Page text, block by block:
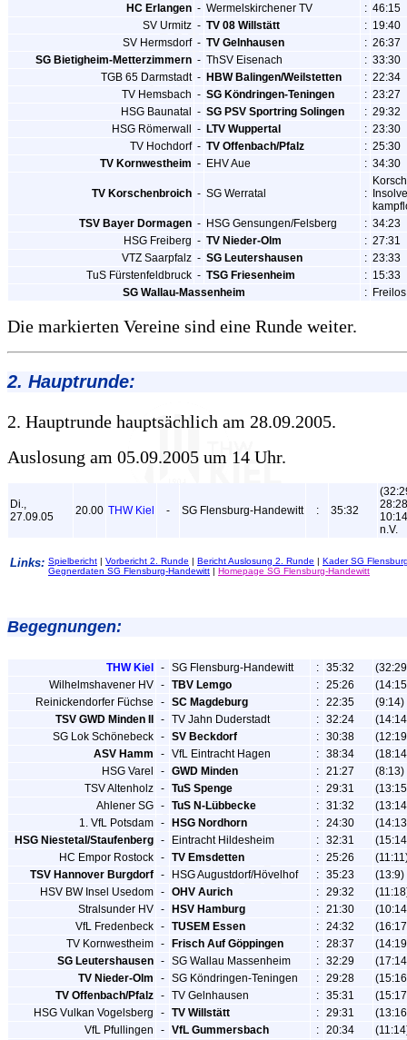
HC Erlangen - Wermelskirchener TV : 46:15
SV Urmitz - TV 08 Willstätt : 19:40
SV Hermsdorf - TV Gelnhausen : 26:37
SG Bietigheim-Metterzimmern - ThSV Eisenach : 33:30
TGB 65 Darmstadt - HBW Balingen/Weilstetten : 22:34
TV Hemsbach - SG Köndringen-Teningen : 23:27
HSG Baunatal - SG PSV Sportring Solingen : 29:32
HSG Römerwall - LTV Wuppertal : 23:30
TV Hochdorf - TV Offenbach/Pfalz : 25:30
TV Kornwestheim - EHV Aue : 34:30
TV Korschenbroich - SG Werratal :
TSV Bayer Dormagen - HSG Gensungen/Felsberg : 34:23
HSG Freiberg - TV Nieder-Olm : 27:31
VTZ Saarpfalz - SG Leutershausen : 23:33
TuS Fürstenfeldbruck - TSG Friesenheim : 15:33
SG Wallau-Massenheim
: Freilos
Die markierten Vereine sind eine Runde weiter.
2. Hauptrunde:
2. Hauptrunde hauptsächlich am 28.09.2005.
Auslosung am 05.09.2005 um 14 Uhr.
Di.,
27.09.05
20.00 THW Kiel - SG Flensburg-Handewitt : 35:32
n.V.
Links: Spielbericht | Vorbericht 2. Runde | Bericht Auslosung 2. Runde | Kader SG
Gegnerdaten SG Flensburg-Handewitt | Homepage SG Flensburg-Handewitt
Begegnungen:
THW Kiel - SG Flensburg-Handewitt : 35:32
Wilhelmshavener HV - TBV Lemgo : 25:26
Reinickendorfer Füchse
- SC Magdeburg : 22:35
(9:14)
TSV GWD Minden II
- TV Jahn Duderstadt : 32:24
SG Lok Schönebeck - SV Beckdorf : 30:38
ASV Hamm
- VfL Eintracht Hagen : 38:34
HSG Varel
- GWD Minden : 21:27
(8:13)
TSV Altenholz - TuS Spenge : 29:31
Ahlener SG - TuS N-Lübbecke : 31:32
1. VfL Potsdam - HSG Nordhorn : 24:30
HSG Niestetal/Staufenberg - Eintracht Hildesheim : 32:31
HC Empor Rostock - TV Emsdetten : 25:26
TSV Hannover Burgdorf - HSG Augustdorf/Hövelhof : 35:23
(13:9)
HSV BW Insel Usedom - OHV Aurich : 29:32
Stralsunder HV - HSV Hamburg : 21:30
VfL Fredenbeck - TUSEM Essen : 24:32
TV Kornwestheim - Frisch Auf Göppingen : 28:37
SG Leutershausen - SG Wallau Massenheim : 32:29
TV Nieder-Olm
- SG Köndringen-Teningen : 29:28
TV Offenbach/Pfalz - TV Gelnhausen : 35:31
HSG Vulkan Vogelsberg
- TV Willstätt : 29:31
VfL Pfullingen
- VfL Gummersbach : 20:34